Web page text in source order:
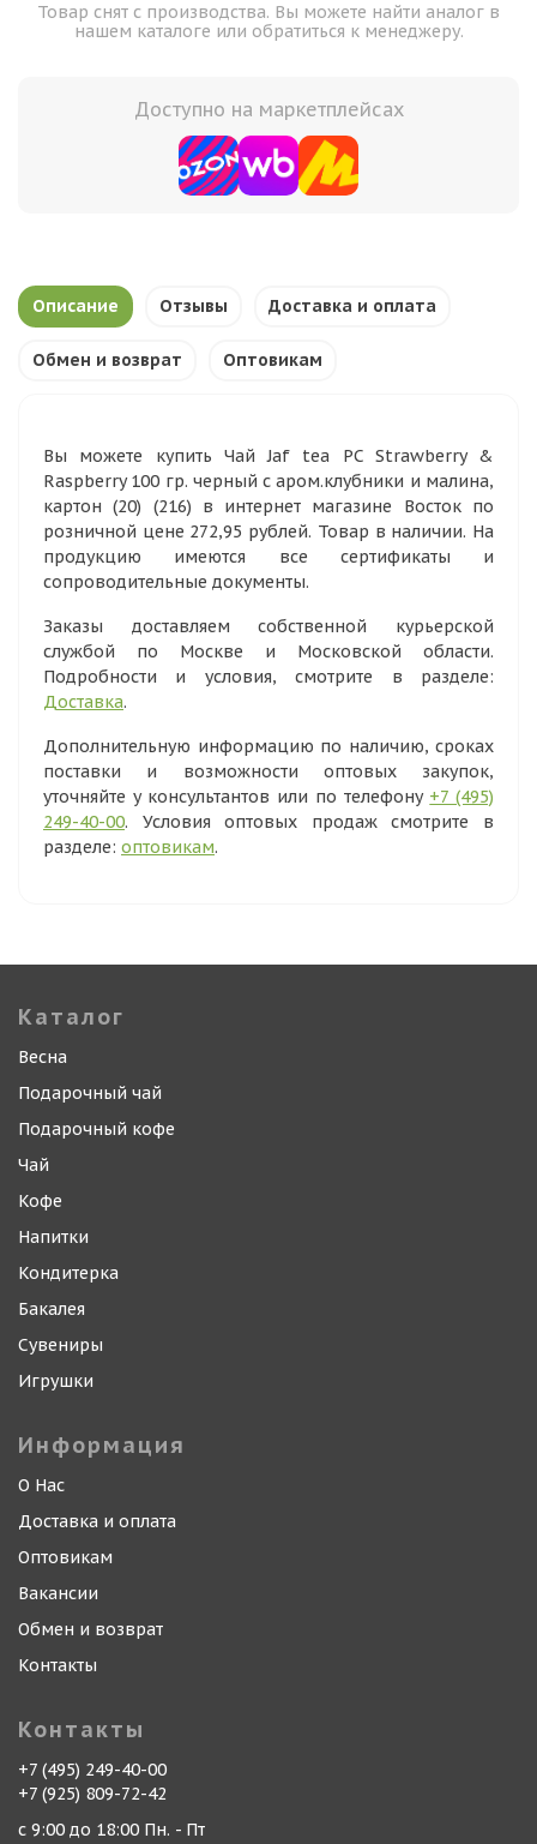
Товар снят с производства. Вы можете найти аналог в
нашем каталоге или обратиться к менеджеру.
Доступно на маркетплейсах
Описание Отзывы Доставка и оплата
Обмен и возврат Оптовикам
Вы можете купить Чай Jaf tea PC Strawberry &
Raspberry 100 гр. черный с аром.клубники и малина,
картон (20) (216) в интернет магазине Восток по
розничной цене 272,95 рублей. Товар в наличии. На
продукцию имеются все сертификаты и
сопроводительные документы.
Заказы доставляем собственной курьерской
службой по Москве и Московской области.
Подробности и условия, смотрите в разделе:
Доставка.
Дополнительную информацию по наличию, сроках
поставки и возможности оптовых закупок,
уточняйте у консультантов или по телефону +7 (495)
249-40-00. Условия оптовых продаж смотрите в
разделе: оптовикам.
Каталог
Весна
Подарочный чай
Подарочный кофе
Чай
Кофе
Напитки
Кондитерка
Бакалея
Сувениры
Игрушки
Информация
О Нас
Доставка и оплата
Оптовикам
Вакансии
Обмен и возврат
Контакты
Контакты
+7 (495) 249-40-00
+7 (925) 809-72-42
с 9:00 до 18:00 Пн. - Пт